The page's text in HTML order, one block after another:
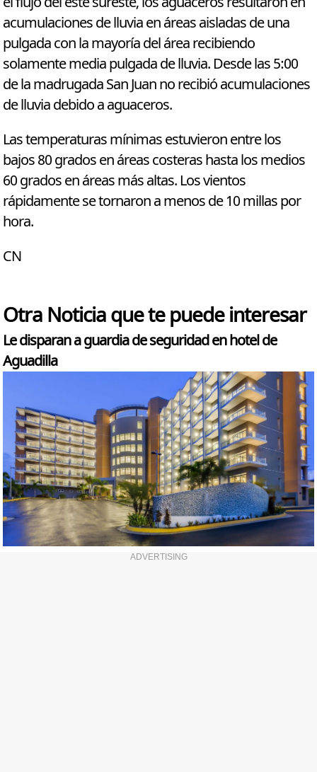
acumulaciones de lluvia en áreas aisladas de una
pulgada con la mayoría del área recibiendo
solamente media pulgada de lluvia. Desde las 5:00
de la madrugada San Juan no recibió acumulaciones
de lluvia debido a aguaceros.
Las temperaturas mínimas estuvieron entre los
bajos 80 grados en áreas costeras hasta los medios
60 grados en áreas más altas. Los vientos
rápidamente se tornaron a menos de 10 millas por
hora.
CN
Otra Noticia que te puede interesar
Le disparan a guardia de seguridad en hotel de
Aguadilla
ADVERTISING